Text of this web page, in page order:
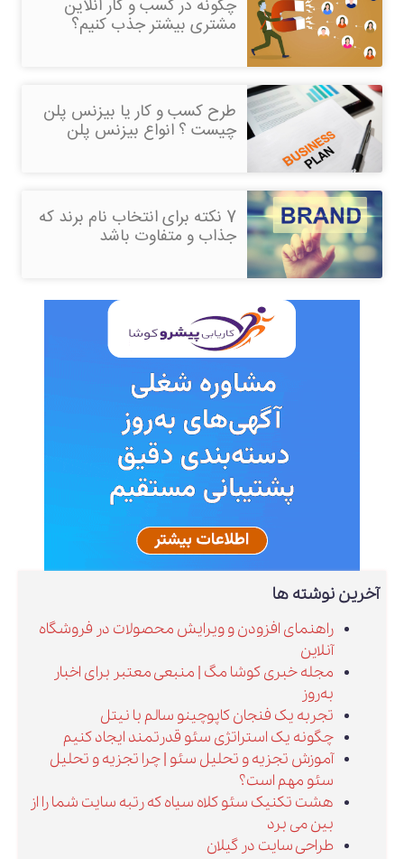
چگونه در کسب و کار آنلاین
مشتری بیشتر جذب کنیم؟
طرح کسب و کار یا بیزنس پلن
چیست ؟ انواع بیزنس پلن
7 نکته برای انتخاب نام برند که
جذاب و متفاوت باشد
آخرین نوشته ها
راهنمای افزودن و ویرایش محصولات در فروشگاه
آنلاین
مجله خبری کوشا مگ | منبعی معتبر برای اخبار
به‌روز
تجربه یک فنجان کاپوچینو سالم با نیتل
چگونه یک استراتژی سئو قدرتمند ایجاد کنیم
آموزش تجزیه و تحلیل سئو | چرا تجزیه و تحلیل
سئو مهم است؟
هشت تکنیک سئو کلاه سیاه که رتبه سایت شما را از
بین می برد
طراحی سایت در گیلان